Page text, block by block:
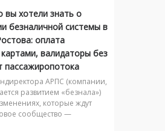
вы хотели знать о
безналичной системы в
оплата
валидаторы без
пассажиропотока
АРПС (компании,
развитием «безнала»)
которые ждут
сообщество —